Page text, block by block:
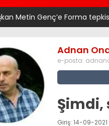
Forma tepkisi çığ gibi:
Adnan
e-posta:
Şimdi,
Giriş: 14-09-2021